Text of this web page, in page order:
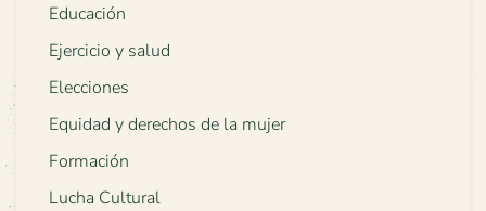
Educación
Ejercicio y salud
Elecciones
Equidad y derechos de la mujer
Formación
Lucha Cultural